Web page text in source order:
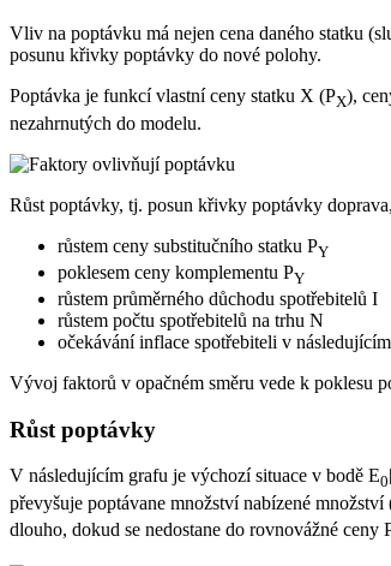
Vliv na poptávku má nejen cena daného statku
posunu křivky poptávky do nové polohy.
Poptávka je funkcí vlastní ceny statku X (PX),
nezahrnutých do modelu.
Růst poptávky, tj. posun křivky poptávky
růstem ceny substitučního statku PY
poklesem ceny komplementu PY
růstem průměrného důchodu spotřebitelů I
růstem počtu spotřebitelů na trhu N
očekávání inflace spotřebiteli v
Vývoj faktorů v opačném směru vede k poklesu
Růst poptávky
V následujícím grafu je výchozí situace v bodě E0
převyšuje poptávane množství nabízené množství
dlouho, dokud se nedostane do rovnovážné ceny